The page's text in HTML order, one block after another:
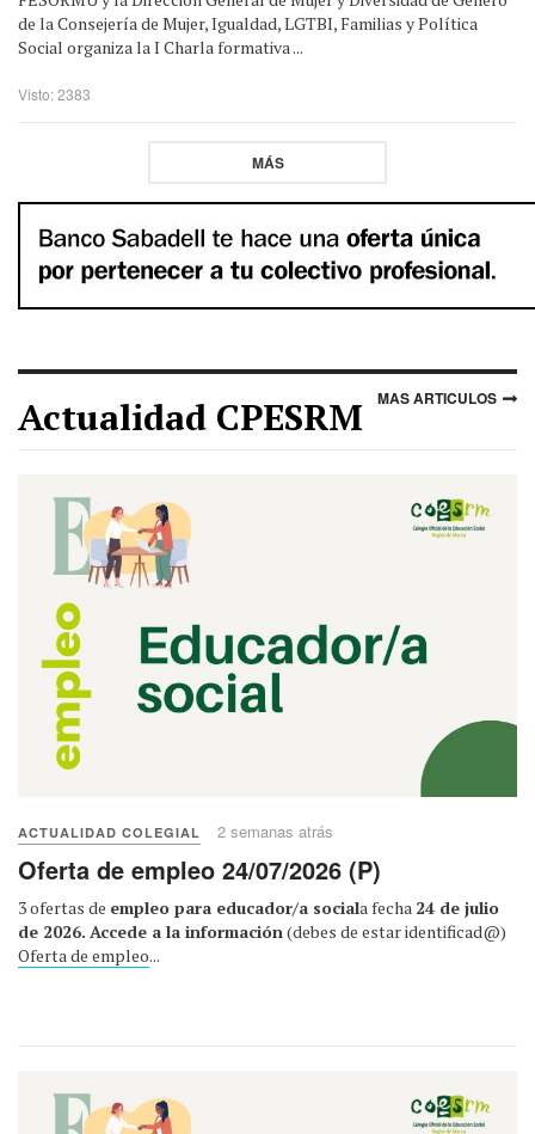
de la Consejería de Mujer, Igualdad, LGTBI, Familias y Política
Social organiza la I Charla formativa ...
Visto: 2383
MÁS
Actualidad CPESRM MAS ARTICULOS
ACTUALIDAD COLEGIAL 2 semanas atrás
Oferta de empleo 24/07/2026 (P)
3 ofertas de empleo para educador/a sociala fecha 24 de julio
de 2026. Accede a la información(debes de estar identificad@)
Oferta de empleo...